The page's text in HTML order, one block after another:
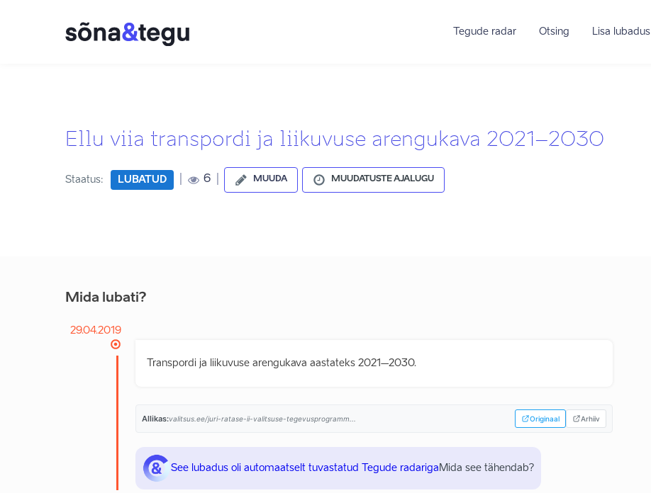
Tegude radar Otsing Lisa lubadus
Ellu viia transpordi ja liikuvuse arengukava 2021–2030
Staatus: LUBATUD 6 MUUDA MUUDATUSTE AJALUGU
Mida lubati?
29.04.2019
Transpordi ja liikuvuse arengukava aastateks 2021–2030.
Allikas:valitsus.ee/juri-ratase-ii-valitsuse-tegevusprogramm... Originaal Arhiiv
See lubadus oli automaatselt tuvastatud Tegude radariga Mida see tähendab?